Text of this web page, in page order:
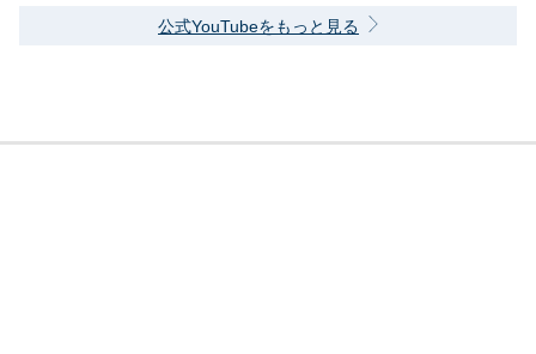
公式YouTubeをもっと見る